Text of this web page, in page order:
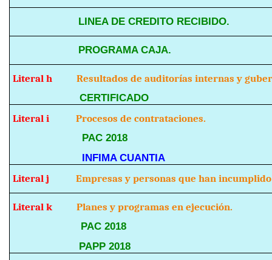
LINEA DE CREDITO RECIBIDO.
PROGRAMA CAJA.
Literal hResultados de auditorías internas y
CERTIFICADO
Literal i Procesos de contrataciones.
PAC 2018
INFIMA CUANTIA
Literal j Empresas y personas que han
Literal kPlanes y programas en ejecución.
PAC 2018
PAPP 2018